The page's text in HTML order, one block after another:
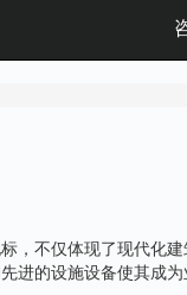
，不仅体现了现代化
进的设施设备使其成